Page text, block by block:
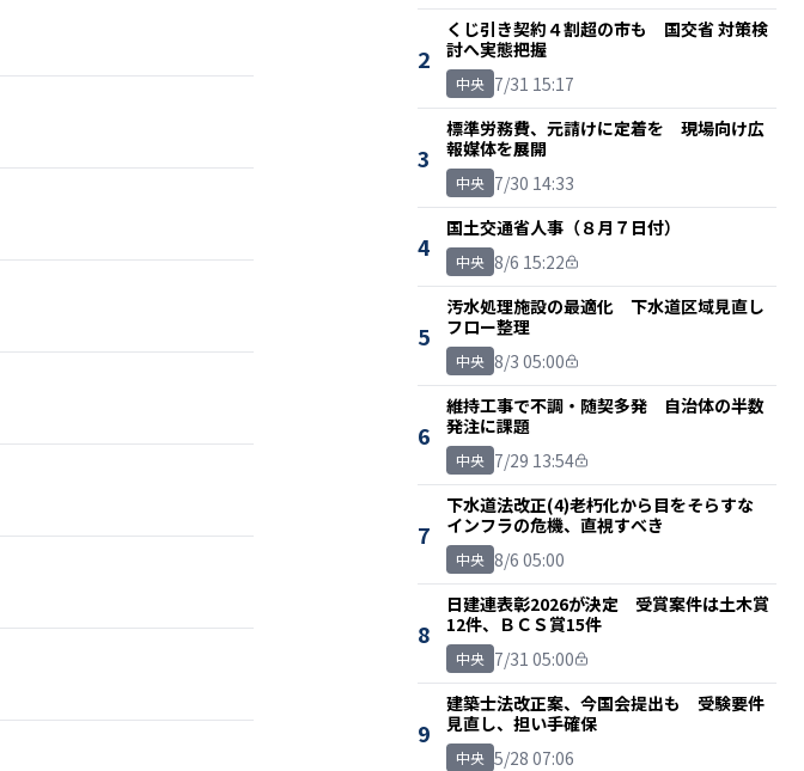
2
くじ引き契約４割超の市も 国交省 対策検
討へ実態把握
中央 7/31 15:17
3
標準労務費、元請けに定着を 現場向け広
報媒体を展開
中央 7/30 14:33
4
国土交通省人事（８月７日付）
中央 8/6 15:22
5
汚水処理施設の最適化 下水道区域見直し
フロー整理
中央 8/3 05:00
6
維持工事で不調・随契多発 自治体の半数
発注に課題
中央 7/29 13:54
7
下水道法改正(4)老朽化から目をそらすな
インフラの危機、直視すべき
中央 8/6 05:00
8
日建連表彰2026が決定 受賞案件は土木賞
12件、ＢＣＳ賞15件
中央 7/31 05:00
9
建築士法改正案、今国会提出も 受験要件
見直し、担い手確保
中央 5/28 07:06